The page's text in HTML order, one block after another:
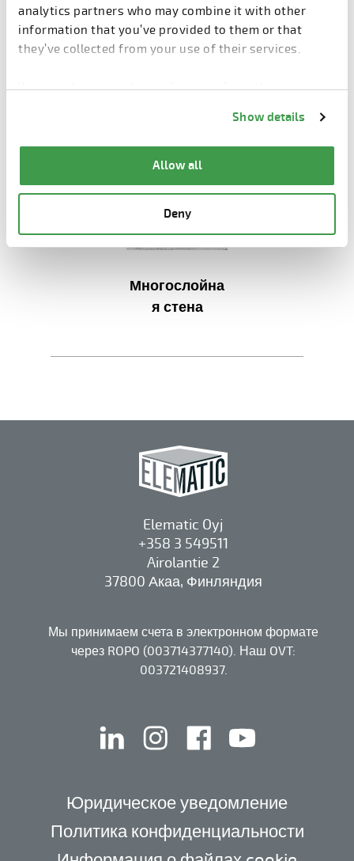
analytics partners who may combine it with other
information that you’ve provided to them or that
they’ve collected from your use of their services.
You can change cookie preferences from the
Show details
Allow all
Deny
изделия
Сборные изделия
Многослойна
я стена
Elematic Oyj
+358 3 549511
Airolantie 2
37800 Акаа, Финляндия
Мы принимаем счета в электронном формате
через ROPO (003714377140). Наш OVT:
003721408937.
linkedin instagramfacebook
Юридическое уведомление
Политика конфиденциальности